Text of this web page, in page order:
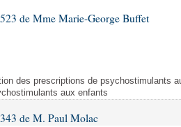
des lois
de Mme Marie-George Buffet
des prescriptions de psychostimulants
aux enfants
de M. Paul Molac